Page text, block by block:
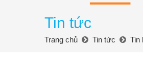
Tin tức
Trang chủ Tin tức Tin